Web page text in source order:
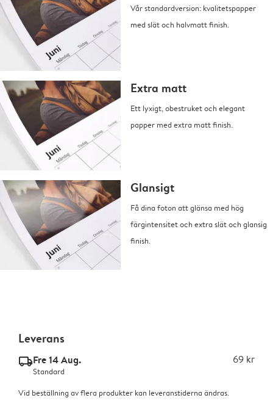
Vår standardversion: kvalitetspapper
med slät och halvmatt finish.
Extra matt
Ett lyxigt, obestruket och elegant
papper med extra matt finish.
Glansigt
Få dina foton att glänsa med hög
färgintensitet och extra slät och glansig
finish.
Leverans
delivery_standard_v2Fre 14 Aug. 69 kr
Standard
Vid beställning av flera produkter kan leveranstiderna ändras.